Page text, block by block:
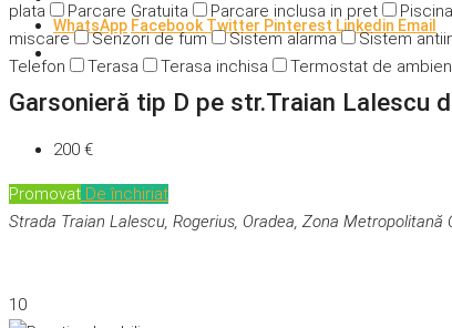
plata
Parcare Gratuita Parcare inclusa in pret Piscina
miscare
Senzori de fum Sistem alarma Sistem
Telefon
Terasa Terasa inchisa Termostat de
WhatsApp Facebook Twitter Pinterest Linkedin Email
Garsonieră tip D pe str.Traian Lalescu
200 €
Promovat De închiriat
Strada Traian Lalescu, Rogerius, Oradea, Zona Metropolitană
10